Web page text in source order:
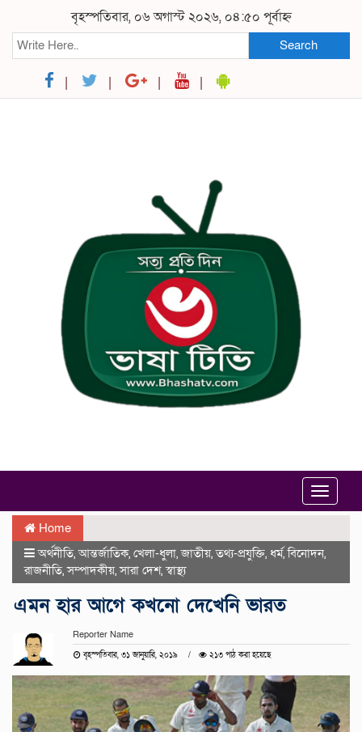
বৃহস্পতিবার, ০৬ অগাস্ট ২০২৬, ০৪:৫০ পূর্বাহ্ন
Search
Toggle
Home
অর্থনীতি,আন্তর্জাতিক, খেলা-ধুলা,জাতীয়,তথ্য-প্রযুক্তি, ধর্ম,বিনোদন,
রাজনীতি,সম্পাদকীয়,সারা দেশ,স্বাস্থ্য
এমন হার আগে কখনো দেখেনি ভারত
Reporter Name
বৃহস্পতিবার, ৩১ জানুয়ারি, ২০১৯ ২১৩ পাঠ করা হয়েছে